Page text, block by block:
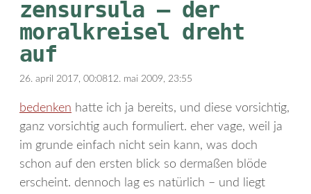
zensursula – der
moralkreisel dreht
auf
26. april 2017, 00:0812. mai 2009, 23:55
bedenken hatte ich ja bereits, und diese vorsichtig,
ganz vorsichtig auch formuliert. eher vage, weil ja
im grunde einfach nicht sein kann, was doch
schon auf den ersten blick so dermaßen blöde
erscheint. dennoch lag es natürlich – und liegt